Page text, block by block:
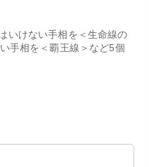
いけない手相を＜生命線の
手相を＜覇王線＞など5個